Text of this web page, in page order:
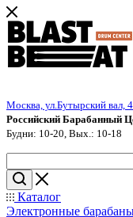
Москва, ул.Бутырский вал,
Российский Барабанный
Будни: 10-20, Вых.: 10-18
Каталог
Электронные